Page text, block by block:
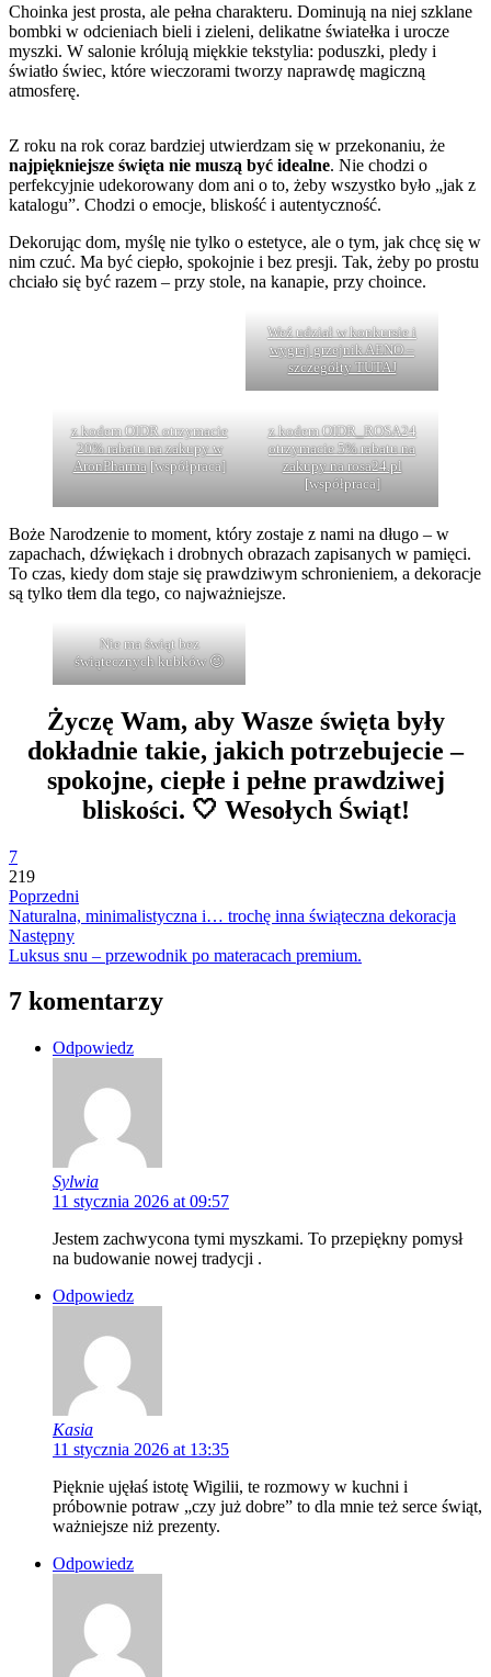
Choinka jest prosta, ale pełna charakteru. Dominują na niej szklane
bombki w odcieniach bieli i zieleni, delikatne światełka i urocze
myszki. W salonie królują miękkie tekstylia: poduszki, pledy i
światło świec, które wieczorami tworzy naprawdę magiczną
atmosferę.
Z roku na rok coraz bardziej utwierdzam się w przekonaniu, że
najpiękniejsze święta nie muszą być idealne. Nie chodzi o
perfekcyjnie udekorowany dom ani o to, żeby wszystko było „jak z
katalogu”. Chodzi o emocje, bliskość i autentyczność.
Dekorując dom, myślę nie tylko o estetyce, ale o tym, jak chcę się w
nim czuć. Ma być ciepło, spokojnie i bez presji. Tak, żeby po prostu
chciało się być razem – przy stole, na kanapie, przy choince.
Weź udział w konkursie i
wygraj grzejnik AENO –
szczegółty TUTAJ
z kodem OIDR otrzymacie
20% rabatu na zakupy w
AronPharma[współpraca]
z kodem OIDR_ROSA24
otrzymacie 5% rabatu na
zakupy na rosa24.pl
[współpraca]
Boże Narodzenie to moment, który zostaje z nami na długo – w
zapachach, dźwiękach i drobnych obrazach zapisanych w pamięci.
To czas, kiedy dom staje się prawdziwym schronieniem, a dekoracje
są tylko tłem dla tego, co najważniejsze.
Nie ma świąt bez
świątecznych kubków 😉
Życzę Wam, aby Wasze święta były
dokładnie takie, jakich potrzebujecie –
spokojne, ciepłe i pełne prawdziwej
bliskości. 🤍 Wesołych Świąt!
7
219
Poprzedni
Naturalna, minimalistyczna i… trochę inna świąteczna dekoracja
Następny
Luksus snu – przewodnik po materacach premium.
7 komentarzy
Odpowiedz
Sylwia
11 stycznia 2026 at 09:57
Jestem zachwycona tymi myszkami. To przepiękny pomysł
na budowanie nowej tradycji .
Odpowiedz
Kasia
11 stycznia 2026 at 13:35
Pięknie ujęłaś istotę Wigilii, te rozmowy w kuchni i
próbownie potraw „czy już dobre” to dla mnie też serce świąt,
ważniejsze niż prezenty.
Odpowiedz